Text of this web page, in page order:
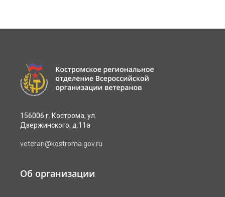
156006 г. Кострома, ул.
Дзержинского, д.11а
veteran@kostroma.gov.ru
Об организации